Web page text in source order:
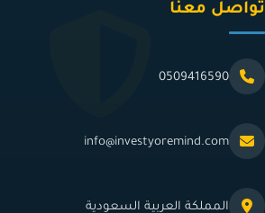
تواصل معنا
0509416590
info@investyoremind.com
المملكة العربية السعودية